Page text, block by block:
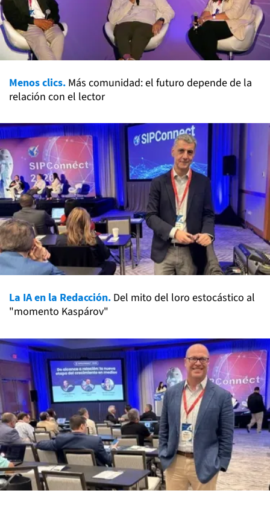
Menos clics. Más comunidad: el futuro depende de la
relación con el lector
La IA en la Redacción. Del mito del loro estocástico al
"momento Kaspárov"